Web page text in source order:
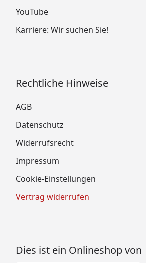
YouTube
Karriere: Wir suchen Sie!
Rechtliche Hinweise
AGB
Datenschutz
Widerrufsrecht
Impressum
Cookie-Einstellungen
Vertrag widerrufen
Dies ist ein Onlineshop von